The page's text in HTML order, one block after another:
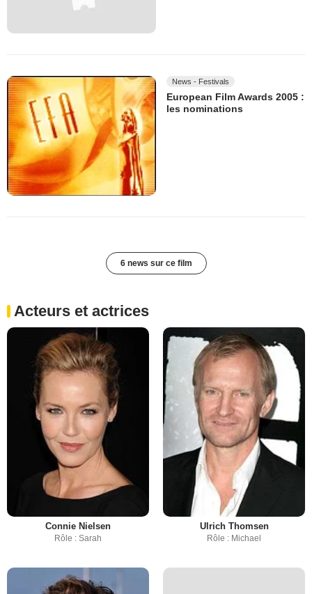
News - Festivals
European Film Awards 2005 :
les nominations
6 news sur ce film
Acteurs et actrices
Connie Nielsen
Rôle : Sarah
Ulrich Thomsen
Rôle : Michael